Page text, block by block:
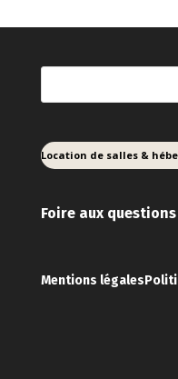
Location de salles &
Foire aux questions
Mentions légales